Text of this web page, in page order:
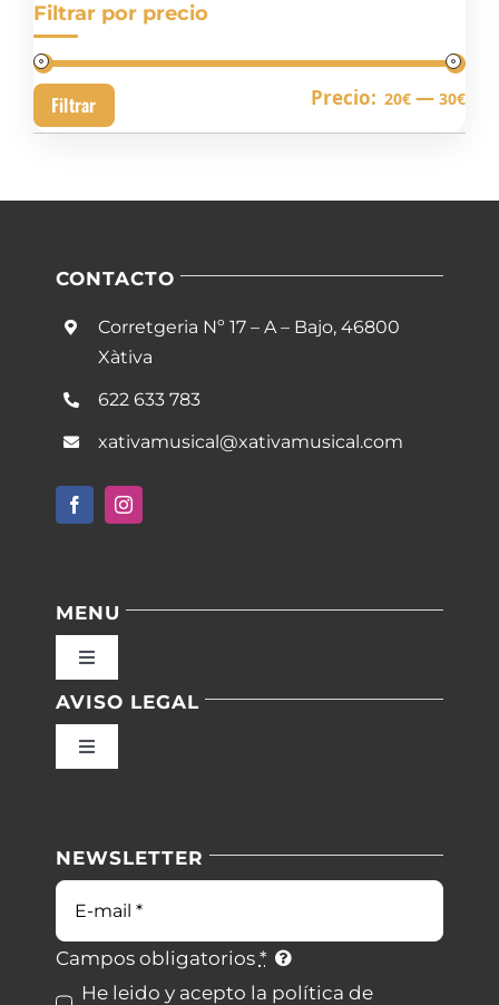
Filtrar por precio
Filtrar Precio: 20€ — 30€
CONTACTO
Corretgeria Nº 17 – A – Bajo, 46800
Xàtiva
622 633 783
xativamusical@xativamusical.com
MENU
Toggle
Inicio
Blog
Contacto
AVISO LEGAL
Toggle
Condiciones de uso
Ley de cookies
NEWSLETTER
Correo
electrónico
Campos obligatorios *
He leido y acepto la política de